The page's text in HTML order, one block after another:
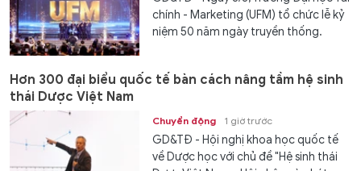
chính - Marketing (UFM) tổ chức lễ kỷ
niệm 50 năm ngày truyền thống.
Hơn 300 đại biểu quốc tế bàn cách nâng tầm hệ sinh
thái Dược Việt Nam
Chuyển động 1 giờ trước
GD&TĐ - Hội nghị khoa học quốc tế
về Dược học với chủ đề "Hệ sinh thái